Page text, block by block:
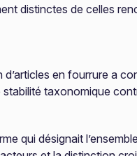
distinctes de celles
en fourrure a
taxonomique
qui désignait